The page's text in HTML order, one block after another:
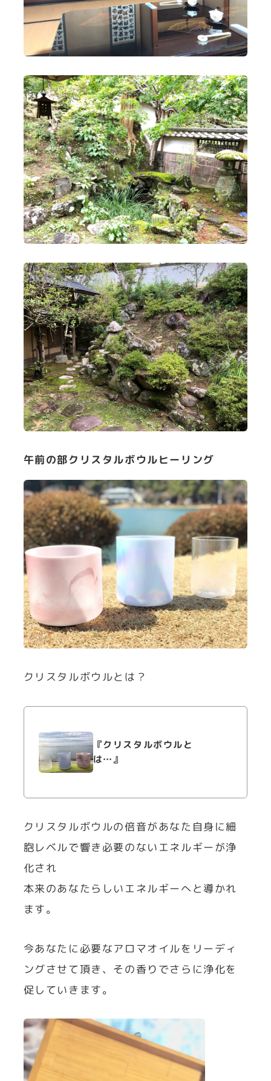
午前の部クリスタルボウルヒーリング
クリスタルボウルとは？
『クリスタルボウルと
は…』
クリスタルボウルの倍音があなた自身に細
胞レベルで響き必要のないエネルギーが浄
化され
本来のあなたらしいエネルギーへと導かれ
ます。
今あなたに必要なアロマオイルをリーディ
ングさせて頂き、その香りでさらに浄化を
促していきます。